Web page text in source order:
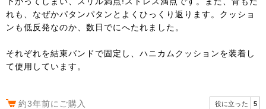
れも、なぜかパタンパタンとよくひっくり返ります。クッショ
ンも低反発なのか、数日でにへたれました。
それぞれを結束バンドで固定し、ハニカムクッションを装着し
て使用しています。
約3年前にご購入 役に立った 5